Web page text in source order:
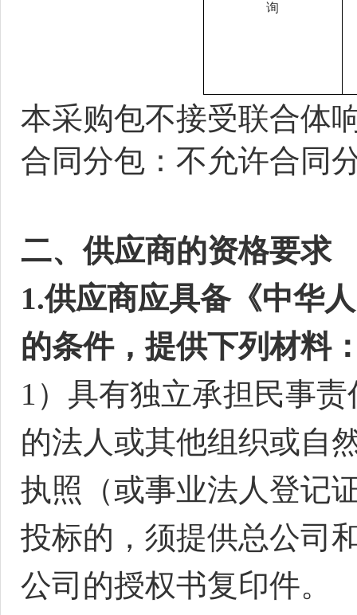
询
本采购包不接受联合体
合同分包：不允许合同
二、供应商的资格要求
1.供应商应具备《中华
的条件，提供下列材料
1）具有独立承担民事
的法人或其他组织或自
执照（或事业法人登记
投标的，须提供总公司
公司的授权书复印件。